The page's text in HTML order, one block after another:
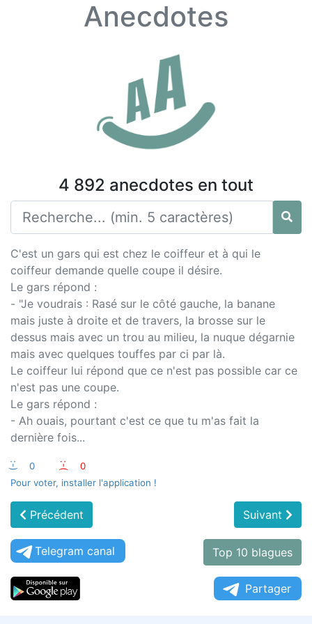
Anecdotes
4 892 anecdotes en tout
C'est un gars qui est chez le coiffeur et à qui le
coiffeur demande quelle coupe il désire.
Le gars répond :
- "Je voudrais : Rasé sur le côté gauche, la banane
mais juste à droite et de travers, la brosse sur le
dessus mais avec un trou au milieu, la nuque dégarnie
mais avec quelques touffes par ci par là.
Le coiffeur lui répond que ce n'est pas possible car ce
n'est pas une coupe.
Le gars répond :
- Ah ouais, pourtant c'est ce que tu m'as fait la
dernière fois...
:-) 0 :-(
0
Pour voter, installer l'application !
Précédent Suivant
Telegram canal Top 10 blagues
Partager